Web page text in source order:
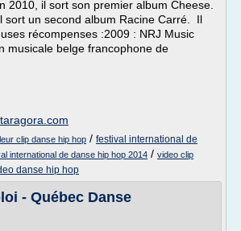
2010, il sort son premier album Cheese.
sort un second album Racine Carré. Il
récompenses :2009 : NRJ Music
musicale belge francophone de
clip danse hip hop / festival international de
international de danse hip hop 2014 / video clip
danse hip hop
- Québec Danse